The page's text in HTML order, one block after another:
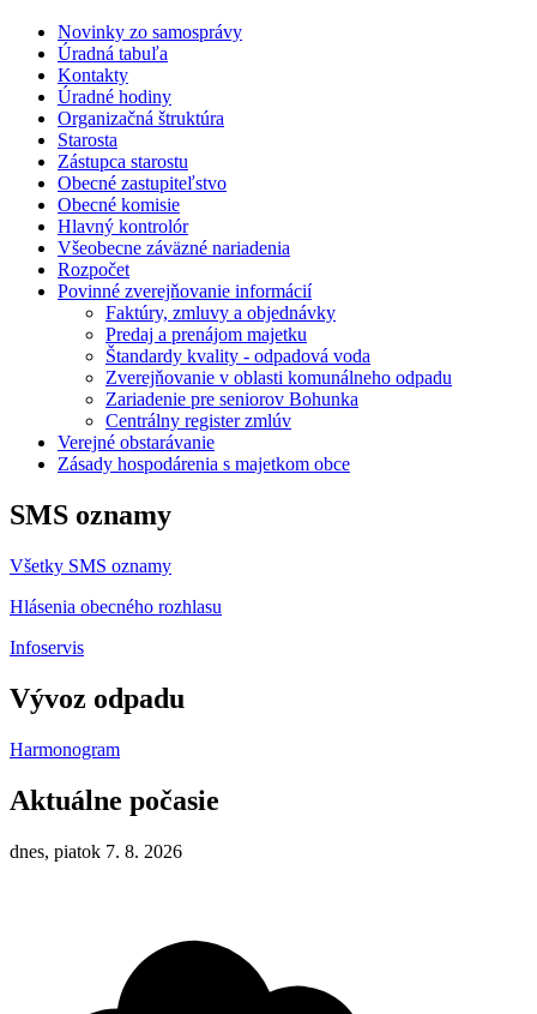
Novinky zo samosprávy
Úradná tabuľa
Kontakty
Úradné hodiny
Organizačná štruktúra
Starosta
Zástupca starostu
Obecné zastupiteľstvo
Obecné komisie
Hlavný kontrolór
Všeobecne záväzné nariadenia
Rozpočet
Povinné zverejňovanie informácií
Faktúry, zmluvy a objednávky
Predaj a prenájom majetku
Štandardy kvality - odpadová voda
Zverejňovanie v oblasti komunálneho odpadu
Zariadenie pre seniorov Bohunka
Centrálny register zmlúv
Verejné obstarávanie
Zásady hospodárenia s majetkom obce
SMS oznamy
Všetky SMS oznamy
Hlásenia obecného rozhlasu
Infoservis
Vývoz odpadu
Harmonogram
Aktuálne počasie
dnes, piatok 7. 8. 2026